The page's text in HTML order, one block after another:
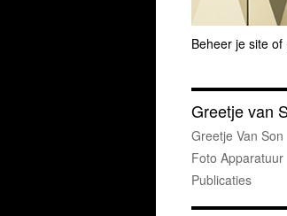
Beheer je site of
Greetje van
Greetje Van Son
Foto Apparatuur
Publicaties